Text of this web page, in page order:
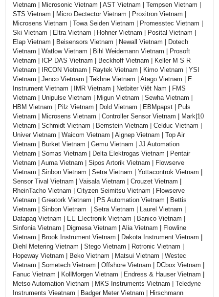
Vietnam | Microsonic Vietnam | AST Vietnam | Tempsen Vietnam |
STS Vietnam | Micro Dectector Vietnam | Proxitron Vietnam |
Microsens Vietnam | Towa Seiden Vietnam | Promesstec Vietnam |
Ski Vietnam | Eltra Vietnam | Hohner Vietnam | Posital Vietnam |
Elap Vietnam | Beisensors Vietnam | Newall Vietnam | Dotech
Vietnam | Watlow Vietnam | Bihl Weidemann Vietnam | Prosoft
Vietnam | ICP DAS Vietnam | Beckhoff Vietnam | Keller M S R
Vietnam | IRCON Vietnam | Raytek Vietnam | Kimo Vietnam | YSI
Vietnam | Jenco Vietnam | Tekhne Vietnam | Atago Vietnam | E
Instrument Vietnam | IMR Vietnam | Netbiter Viêt Nam | FMS
Vietnam | Unipulse Vietnam | Migun Vietnam | Sewha Vietnam |
HBM Vietnam | Pilz Vietnam | Dold Vietnam | EBMpapst | Puls
Vietnam | Microsens Vietnam | Controller Sensor Vietnam | Mark|10
Vietnam | Schmidt Vietnam | Bernstein Vietnam | Celduc Vietnam |
Univer Vietnam | Waicom Vietnam | Aignep Vietnam | Top Air
Vietnam | Burket Vietnam | Gemu Vietnam | JJ Automation
Vietnam | Somas Vietnam | Delta Elektrogas Vietnam | Pentair
Vietnam | Auma Vietnam | Sipos Artorik Vietnam | Flowserve
Vietnam | Sinbon Vietnam | Setra Vietnam | Yottacontrok Vietnam |
Sensor Tival Vietnam | Vaisala Vietnam | Crouzet Vietnam |
RheinTacho Vietnam | Cityzen Seimitsu Vietnam | Flowserve
Vietnam | Greatork Vietnam | PS Automation Vietnam | Bettis
Vietnam | Sinbon Vietnam | Setra Vietnam | Laurel Vietnam |
Datapaq Vietnam | EE Electronik Vietnam | Banico Vietnam |
Sinfonia Vietnam | Digmesa Vietnam | Alia Vietnam | Flowline
Vietnam | Brook Instrument Vietnam | Dakota Instrument Vietnam |
Diehl Metering Vietnam | Stego Vietnam | Rotronic Vietnam |
Hopeway Vietnam | Beko Vietnam | Matsui Vietnam | Westec
Vietnam | Sometech Vietnam | Offshore Vietnam | DCbox Vietnam |
Fanuc Vietnam | KollMorgen Vietnam | Endress & Hauser Vietnam |
Metso Automation Vietnam | MKS Instruments Vietnam | Teledyne
Instruments Vieatnam | Badger Meter Vietnam | Hirschmann